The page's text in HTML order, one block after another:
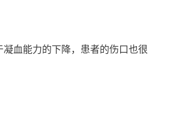
血能力的下降，患者的伤口也很